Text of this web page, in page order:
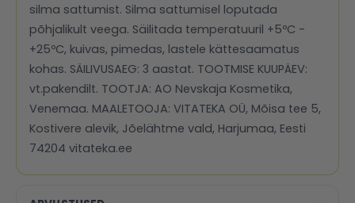
silma sattumist. Silma sattumisel loputada
põhjalikult veega. Säilitada temperatuuril +5ºC -
+25ºC, kuivas, pimedas, lastele kättesaamatus
kohas. SÄILIVUSAEG: 3 aastat. TOOTMISE KUUPÄEV:
vt.pakendilt. TOOTJA: AO Nevskaja Kosmetika,
Venemaa. MAALETOOJA: VITATEKA OÜ, Mõisa tee 5,
Kostivere alevik, Jõelähtme vald, Harjumaa, Eesti
74204 vitateka.ee